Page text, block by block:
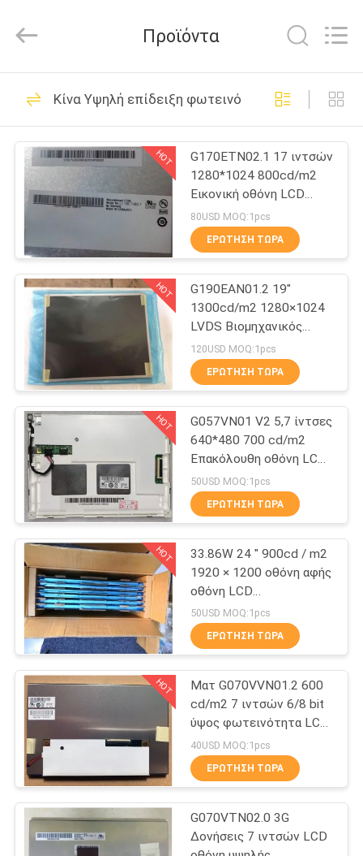
ΣΠΊΤΙ
ΠΡΟΪΌΝΤΑ
ΠΕΡΊΠΟΥ
ΕΜΕΊΣ
ΓΎΡΟΣ
ΕΡΓΟΣΤΑΣΊΩΝ
ΠΟΙΟΤΙΚΌΣ
ΈΛΕΓΧΟΣ
ΜΑΣ
ΕΛΆΤΕ
ΕΠΑΦΉ
ΜΕ
ΕΙΔΉΣΕΙΣ
ΠΕΡΙΠΤΏΣΕΙΣ
SITEMAP
PRIVACY
POLICY
Co.,LIMITED.
Επιτροπή TFT LCD
1907
AUO TFT LCD
398
NEC TFT επίδειξη
Tianma TFT
Αιχμηρή επίδειξη
666
Προϊόντα
Κίνα Υψηλή επίδειξη φωτεινότητας LCD
HOT
G170ETN02.1 17 ιντσών
1280*1024 800cd/m2
Εικονική οθόνη LCD
υψηλής φωτεινότητας
80USD MOQ:1pcs
ΕΡΏΤΗΣΗ ΤΏΡΑ
HOT
G190EAN01.2 19"
1300cd/m2 1280×1024
LVDS Βιομηχανικός
οθόνης LCD
120USD MOQ:1pcs
ΕΡΏΤΗΣΗ ΤΏΡΑ
HOT
G057VN01 V2 5,7 ίντσες
640*480 700 cd/m2
Επακόλουθη οθόνη LCD
υψηλής φωτεινότητας
50USD MOQ:1pcs
ΕΡΏΤΗΣΗ ΤΏΡΑ
HOT
33.86W 24 " 900cd / m2
1920 × 1200 οθόνη αφής
οθόνη LCD
G240UAN01.0
50USD MOQ:1pcs
ΕΡΏΤΗΣΗ ΤΏΡΑ
HOT
Ματ G070VVN01.2 600
cd/m2 7 ιντσών 6/8 bit
ύψος φωτεινότητα LCD
πάνελ
40USD MOQ:1pcs
ΕΡΏΤΗΣΗ ΤΏΡΑ
G070VTN02.0 3G
Δονήσεις 7 ιντσών LCD